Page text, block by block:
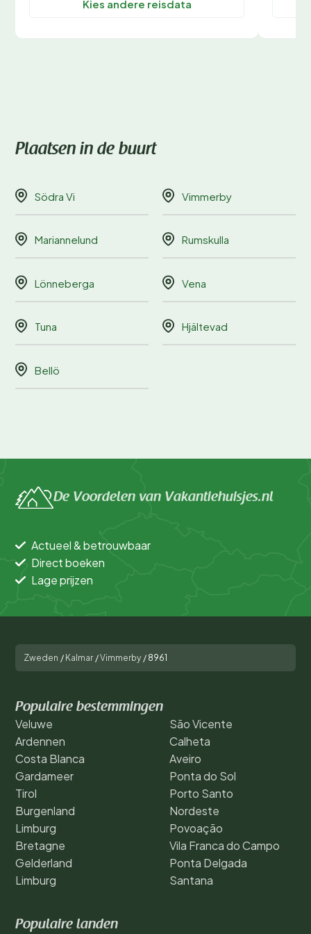
Kies andere reisdata
Plaatsen in de buurt
Södra Vi Vimmerby
Mariannelund Rumskulla
Lönneberga Vena
Tuna Hjältevad
Bellö
De Voordelen van Vakantiehuisjes.nl
Actueel & betrouwbaar
Direct boeken
Lage prijzen
Zweden / Kalmar /Vimmerby / 8961
Populaire bestemmingen
Veluwe
Ardennen
Costa Blanca
Gardameer
Tirol
Burgenland
Limburg
Bretagne
Gelderland
Limburg
São Vicente
Calheta
Aveiro
Ponta do Sol
Porto Santo
Nordeste
Povoação
Vila Franca do Campo
Ponta Delgada
Santana
Populaire landen